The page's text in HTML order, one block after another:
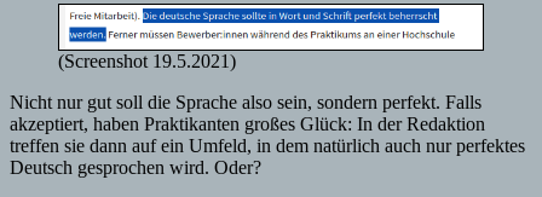
(Screenshot 19.5.2021)
Nicht nur gut soll die Sprache also sein, sondern perfekt. Falls
akzeptiert, haben Praktikanten großes Glück: In der Redaktion
treffen sie dann auf ein Umfeld, in dem natürlich auch nur perfektes
Deutsch gesprochen wird. Oder?